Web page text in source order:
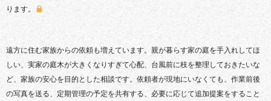
ります。
遠方に住む家族からの依頼も増えています。親が暮らす家の庭を手入れしてほ
しい、実家の庭木が大きくなりすぎて心配、台風前に枝を整理しておきたいな
ど、家族の安心を目的とした相談です。依頼者が現地にいなくても、作業前後
の写真を送る、定期管理の予定を共有する、必要に応じて追加提案をすること